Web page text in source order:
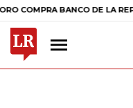
BANCO DE LA REPÚBLICA